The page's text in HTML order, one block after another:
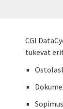
CGI
tukevat